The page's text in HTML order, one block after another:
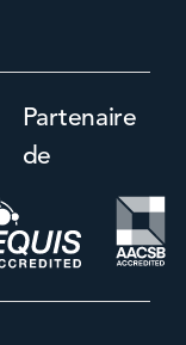
Partenaire
de